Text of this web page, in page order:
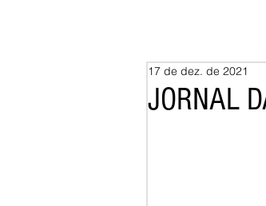
JORNAL
17 de dez. de 2021